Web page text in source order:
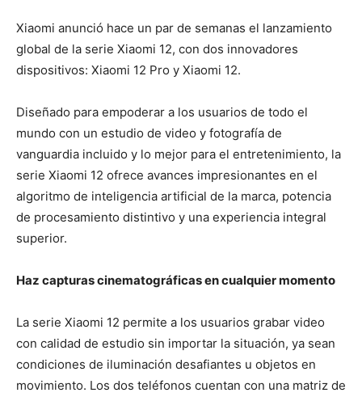
Xiaomi anunció hace un par de semanas el lanzamiento
global de la serie Xiaomi 12, con dos innovadores
dispositivos: Xiaomi 12 Pro y Xiaomi 12.
Diseñado para empoderar a los usuarios de todo el
mundo con un estudio de video y fotografía de
vanguardia incluido y lo mejor para el entretenimiento, la
serie Xiaomi 12 ofrece avances impresionantes en el
algoritmo de inteligencia artificial de la marca, potencia
de procesamiento distintivo y una experiencia integral
superior.
Haz capturas cinematográficas en cualquier momento
La serie Xiaomi 12 permite a los usuarios grabar video
con calidad de estudio sin importar la situación, ya sean
condiciones de iluminación desafiantes u objetos en
movimiento. Los dos teléfonos cuentan con una matriz de